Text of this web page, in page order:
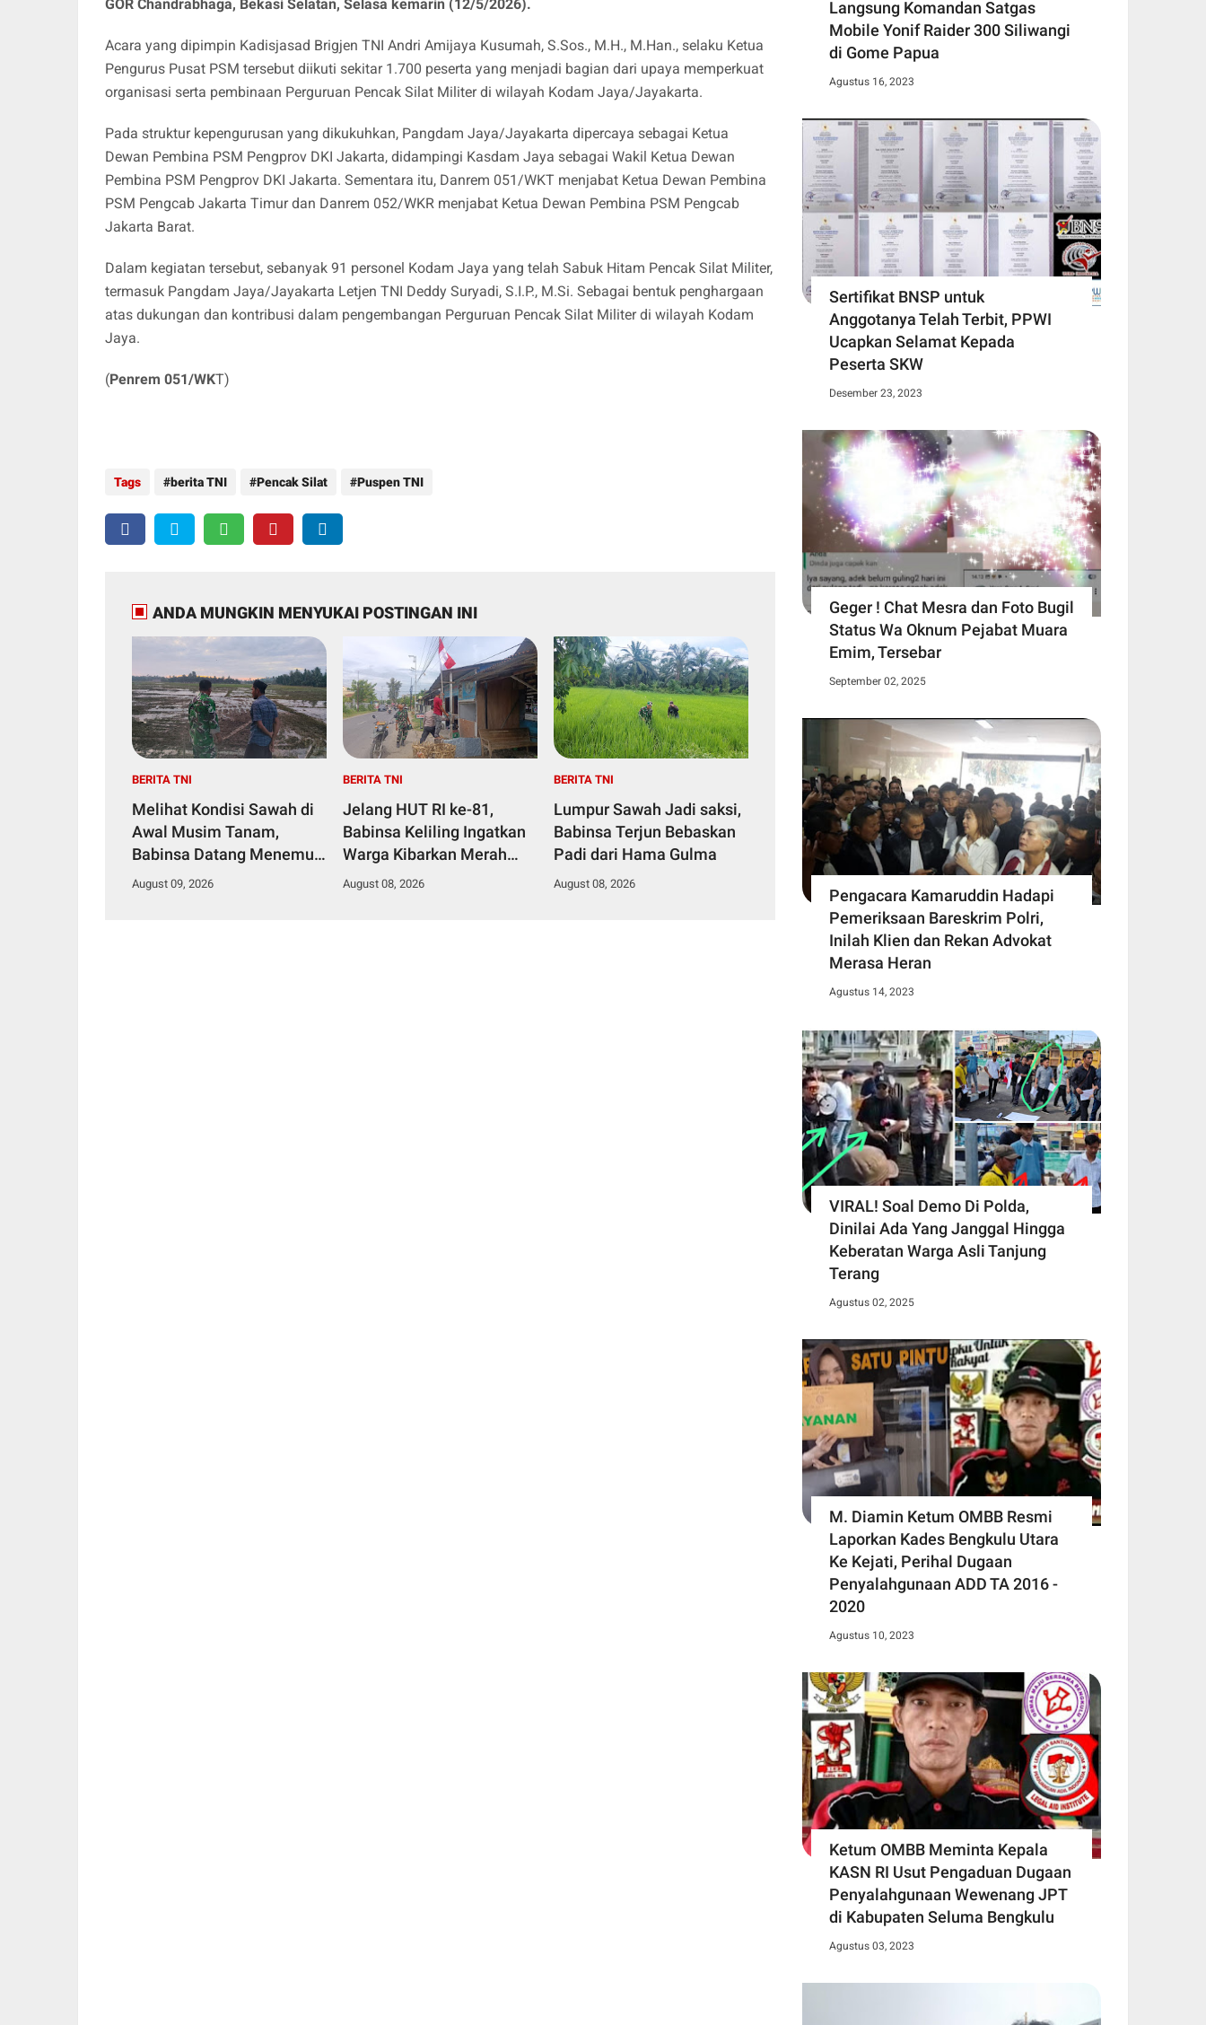
GOR Chandrabhaga, Bekasi Selatan, Selasa kemarin (12/5/2026).
Acara yang dipimpin Kadisjasad Brigjen TNI Andri Amijaya Kusumah, S.Sos., M.H., M.Han., selaku Ketua
Pengurus Pusat PSM tersebut diikuti sekitar 1.700 peserta yang menjadi bagian dari upaya memperkuat
organisasi serta pembinaan Perguruan Pencak Silat Militer di wilayah Kodam Jaya/Jayakarta.
Pada struktur kepengurusan yang dikukuhkan, Pangdam Jaya/Jayakarta dipercaya sebagai Ketua
Dewan Pembina PSM Pengprov DKI Jakarta, didampingi Kasdam Jaya sebagai Wakil Ketua Dewan
Pembina PSM Pengprov DKI Jakarta. Sementara itu, Danrem 051/WKT menjabat Ketua Dewan Pembina
PSM Pengcab Jakarta Timur dan Danrem 052/WKR menjabat Ketua Dewan Pembina PSM Pengcab
Jakarta Barat.
Dalam kegiatan tersebut, sebanyak 91 personel Kodam Jaya yang telah Sabuk Hitam Pencak Silat Militer,
termasuk Pangdam Jaya/Jayakarta Letjen TNI Deddy Suryadi, S.I.P., M.Si. Sebagai bentuk penghargaan
atas dukungan dan kontribusi dalam pengembangan Perguruan Pencak Silat Militer di wilayah Kodam
Jaya.
(Penrem 051/WKT)
Tags berita TNI Pencak Silat Puspen TNI
ANDA MUNGKIN MENYUKAI POSTINGAN INI
BERITA TNI
Melihat Kondisi Sawah di
Awal Musim Tanam,
Babinsa Datang Menemui
Petani
August 09, 2026
BERITA TNI
Jelang HUT RI ke-81,
Babinsa Keliling Ingatkan
Warga Kibarkan Merah
Putih
August 08, 2026
BERITA TNI
Lumpur Sawah Jadi saksi,
Babinsa Terjun Bebaskan
Padi dari Hama Gulma
August 08, 2026
Langsung Komandan Satgas
Mobile Yonif Raider 300 Siliwangi
di Gome Papua
Agustus 16, 2023
Sertifikat BNSP untuk
Anggotanya Telah Terbit, PPWI
Ucapkan Selamat Kepada
Peserta SKW
Desember 23, 2023
Geger ! Chat Mesra dan Foto Bugil
Status Wa Oknum Pejabat Muara
Emim, Tersebar
September 02, 2025
Pengacara Kamaruddin Hadapi
Pemeriksaan Bareskrim Polri,
Inilah Klien dan Rekan Advokat
Merasa Heran
Agustus 14, 2023
VIRAL! Soal Demo Di Polda,
Dinilai Ada Yang Janggal Hingga
Keberatan Warga Asli Tanjung
Terang
Agustus 02, 2025
M. Diamin Ketum OMBB Resmi
Laporkan Kades Bengkulu Utara
Ke Kejati, Perihal Dugaan
Penyalahgunaan ADD TA 2016 -
2020
Agustus 10, 2023
Ketum OMBB Meminta Kepala
KASN RI Usut Pengaduan Dugaan
Penyalahgunaan Wewenang JPT
di Kabupaten Seluma Bengkulu
Agustus 03, 2023